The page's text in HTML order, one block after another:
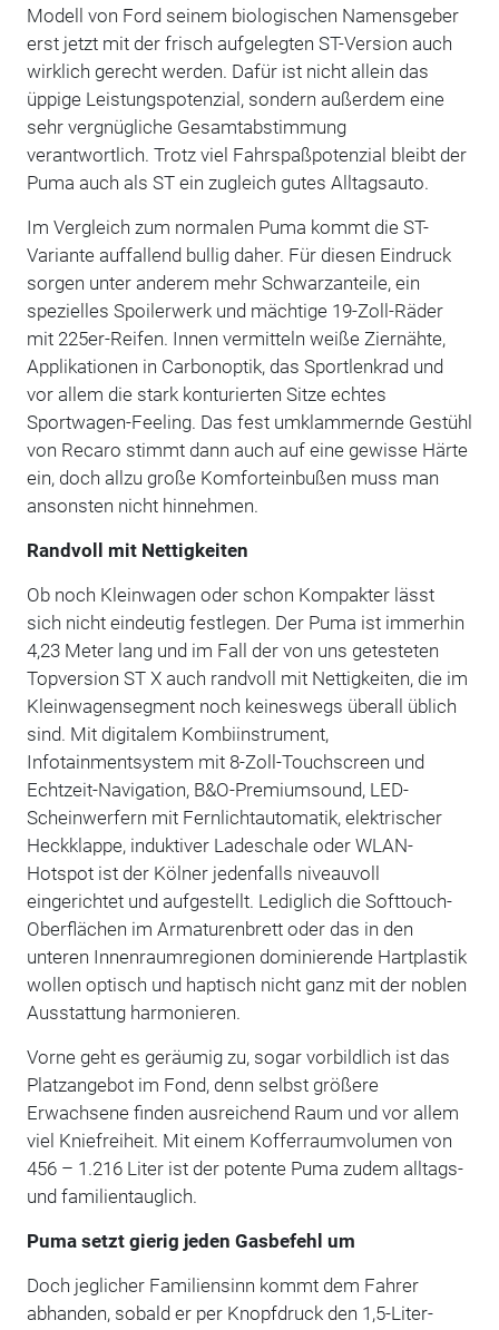
Modell von Ford seinem biologischen Namensgeber
erst jetzt mit der frisch aufgelegten ST-Version auch
wirklich gerecht werden. Dafür ist nicht allein das
üppige Leistungspotenzial, sondern außerdem eine
sehr vergnügliche Gesamtabstimmung
verantwortlich. Trotz viel Fahrspaßpotenzial bleibt der
Puma auch als ST ein zugleich gutes Alltagsauto.
Im Vergleich zum normalen Puma kommt die ST-
Variante auffallend bullig daher. Für diesen Eindruck
sorgen unter anderem mehr Schwarzanteile, ein
spezielles Spoilerwerk und mächtige 19-Zoll-Räder
mit 225er-Reifen. Innen vermitteln weiße Ziernähte,
Applikationen in Carbonoptik, das Sportlenkrad und
vor allem die stark konturierten Sitze echtes
Sportwagen-Feeling. Das fest umklammernde Gestühl
von Recaro stimmt dann auch auf eine gewisse Härte
ein, doch allzu große Komforteinbußen muss man
ansonsten nicht hinnehmen.
Randvoll mit Nettigkeiten
Ob noch Kleinwagen oder schon Kompakter lässt
sich nicht eindeutig festlegen. Der Puma ist immerhin
4,23 Meter lang und im Fall der von uns getesteten
Topversion ST X auch randvoll mit Nettigkeiten, die im
Kleinwagensegment noch keineswegs überall üblich
sind. Mit digitalem Kombiinstrument,
Infotainmentsystem mit 8-Zoll-Touchscreen und
Echtzeit-Navigation, B&O-Premiumsound, LED-
Scheinwerfern mit Fernlichtautomatik, elektrischer
Heckklappe, induktiver Ladeschale oder WLAN-
Hotspot ist der Kölner jedenfalls niveauvoll
eingerichtet und aufgestellt. Lediglich die Softtouch-
Oberflächen im Armaturenbrett oder das in den
unteren Innenraumregionen dominierende Hartplastik
wollen optisch und haptisch nicht ganz mit der noblen
Ausstattung harmonieren.
Vorne geht es geräumig zu, sogar vorbildlich ist das
Platzangebot im Fond, denn selbst größere
Erwachsene finden ausreichend Raum und vor allem
viel Kniefreiheit. Mit einem Kofferraumvolumen von
456 – 1.216 Liter ist der potente Puma zudem alltags-
und familientauglich.
Puma setzt gierig jeden Gasbefehl um
Doch jeglicher Familiensinn kommt dem Fahrer
abhanden, sobald er per Knopfdruck den 1,5-Liter-